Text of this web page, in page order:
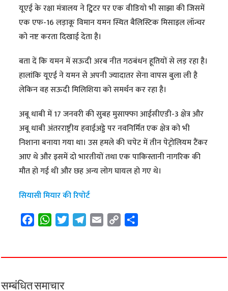
यूएई के रक्षा मंत्रालय ने ट्विटर पर एक वीडियो भी साझा की जिसमें
एक एफ-16 लड़ाकू विमान यमन स्थित बैलिस्टिक मिसाइल लॉन्चर
को नष्ट करता दिखाई देता है।
बता दें कि यमन में सऊदी अरब नीत गठबंधन हूतियों से लड़ रहा है।
हालांकि यूएई ने यमन से अपनी ज्यादातर सेना वापस बुला ली है
लेकिन वह सऊदी मिलिशिया को समर्थन कर रहा है।
अबू धाबी में 17 जनवरी की सुबह मुसाफ्फा आईसीएडी-3 क्षेत्र और
अबू धाबी अंतरराष्ट्रीय हवाईअड्डे पर नवनिर्मित एक क्षेत्र को भी
निशाना बनाया गया था। उस हमले की चपेट में तीन पेट्रोलियम टैंकर
आए थे और इसमें दो भारतीयों तथा एक पाकिस्तानी नागरिक की
मौत हो गई थी और छह अन्य लोग घायल हो गए थे।
सियासी मियार की रिपोर्ट
e
o
W
t
A
t
e
i
y
r
सम्बंधित समाचार